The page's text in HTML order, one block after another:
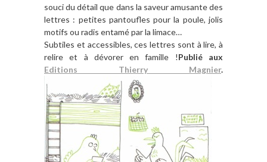
souci du détail que dans la saveur amusante des
lettres : petites pantoufles pour la poule, jolis
motifs ou radis entamé par la limace…
Subtiles et accessibles, ces lettres sont à lire, à
relire et à dévorer en famille !Publié aux
Editions Thierry Magnier.